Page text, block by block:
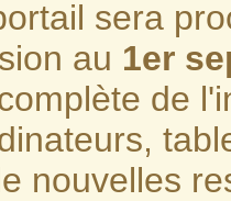
sera
au 1er
de
nouvelles